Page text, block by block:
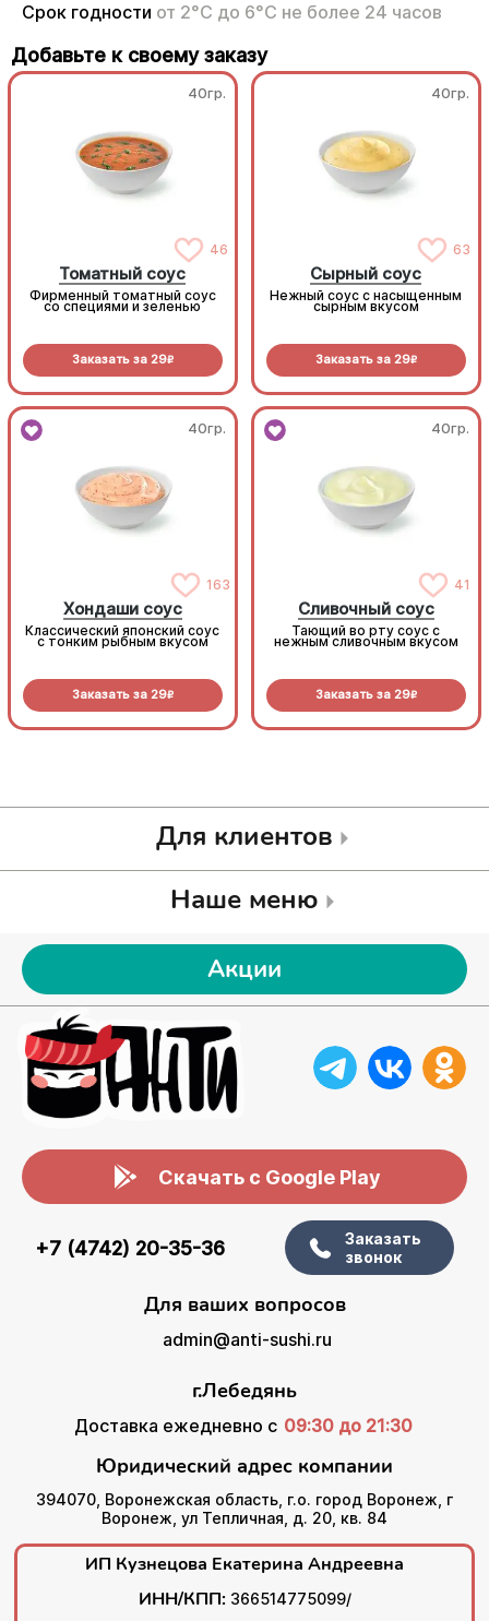
Срок годности от 2°С до 6°С не более 24 часов
Добавьте к своему заказу
40гр.
46
Томатный соус
Фирменный томатный соус
со специями и зеленью
Заказать за 29R
40гр.
63
Сырный соус
Нежный соус с насыщенным
сырным вкусом
Заказать за 29R
40гр.
163
Хондаши соус
Классический японский соус
с тонким рыбным вкусом
Заказать за 29R
40гр.
41
Сливочный соус
Тающий во рту соус с
нежным сливочным вкусом
Заказать за 29R
Для клиентов
Наше меню
Акции
Скачать с Google Play
+7 (4742) 20-35-36
Заказать
звонок
Для ваших вопросов
admin@anti-sushi.ru
г.Лебедянь
Доставка ежедневно с 09:30 до 21:30
Юридический адрес компании
394070, Воронежская область, г.о. город Воронеж, г
Воронеж, ул Тепличная, д. 20, кв. 84
ИП Кузнецова Екатерина Андреевна
ИНН/КПП: 366514775099/